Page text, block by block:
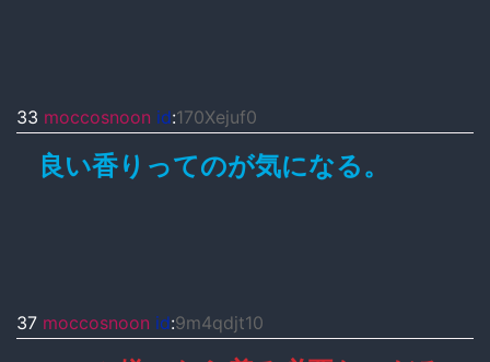
33 moccosnoon id:170Xejuf0
良い香りってのが気になる。
37 moccosnoon id:9m4qdjt10